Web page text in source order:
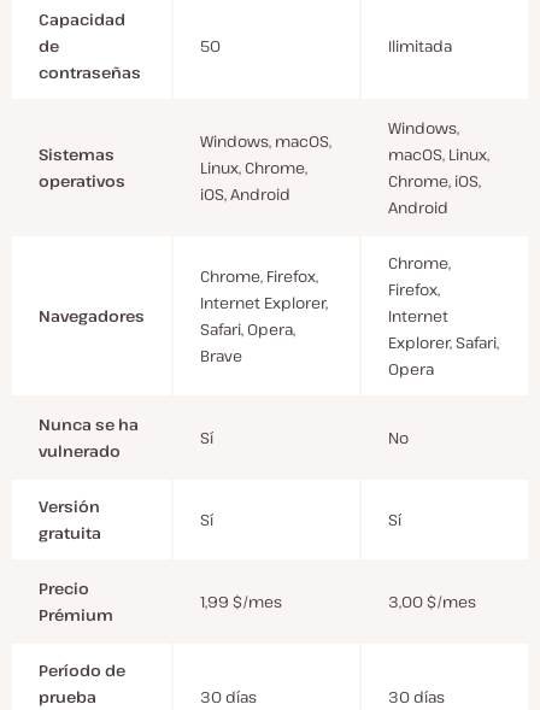
Capacidad
de
contraseñas
50 Ilimitada
Sistemas
operativos
Windows, macOS,
Linux, Chrome,
iOS, Android
Windows,
macOS, Linux,
Chrome, iOS,
Android
Navegadores
Chrome, Firefox,
Internet Explorer,
Safari, Opera,
Brave
Chrome,
Firefox,
Internet
Explorer, Safari,
Opera
Nunca se ha
vulnerado
Sí No
Versión
gratuita
Sí Sí
Precio
Prémium
1,99 $/mes 3,00 $/mes
Período de
prueba
30 días 30 días